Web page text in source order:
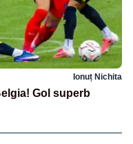
Ionuț Nichita
Gol superb